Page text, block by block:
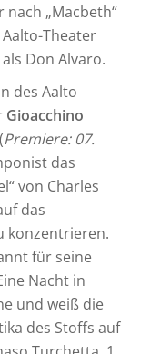
nach „Macbeth“
Theater
Don Alvaro.
des Aalto
Gioacchino
(Premiere: 07.
das
von Charles
das
konzentrieren.
für seine
Nacht in
und weiß die
des Stoffs auf